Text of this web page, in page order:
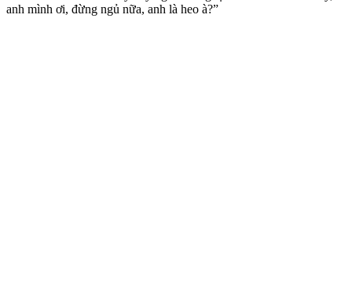
anh mình ơi, đừng ngủ nữa, anh là heo à?”